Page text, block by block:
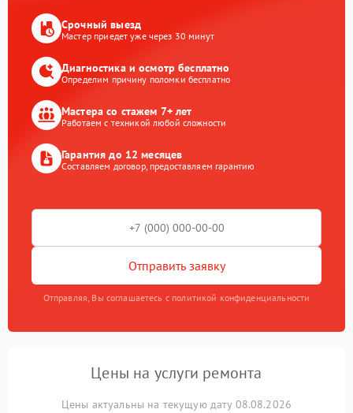
Срочный выезд
Мастер приедет уже через 30 минут
Диагностика и осмотр бесплатно
Определим причину поломки бесплатно
Мастера со стажем 7+ лет
Работаем с техникой любой сложности
Гарантия до 12 месяцев
Составляем договор, предоставляем гарантию
Отправить заявку
Отправляя, Вы соглашаетесь с политикой конфиденциальности
Цены на услуги ремонта
Цены актуальны на текущую дату 08.08.2026